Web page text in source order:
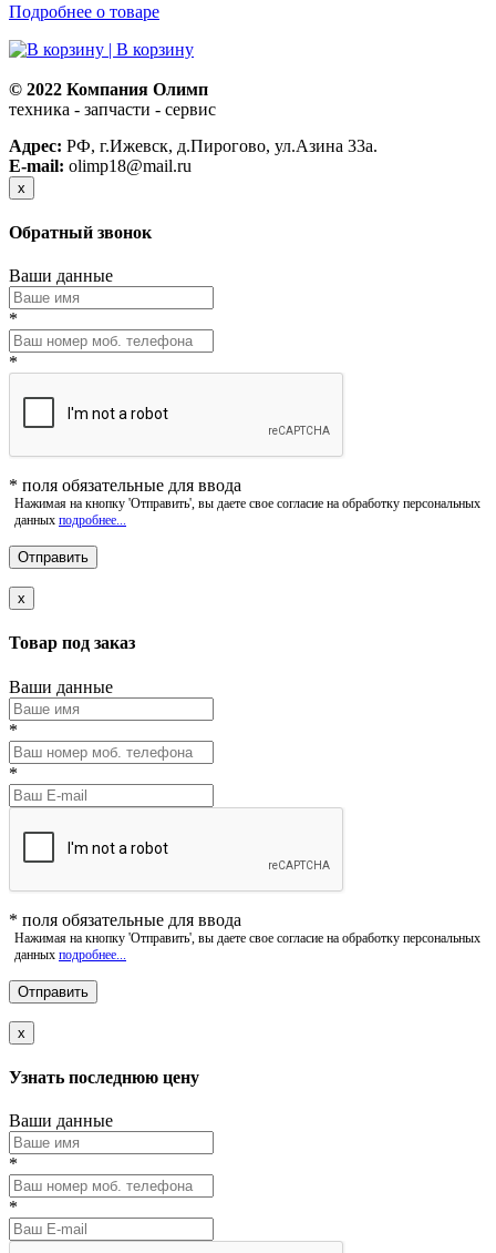
Подробнее о товаре
| В корзину
© 2022 Компания Олимп
техника - запчасти - сервис
Адрес: РФ, г.Ижевск, д.Пирогово, ул.Азина 33а.
E-mail: olimp18@mail.ru
x
Обратный звонок
Ваши данные
*
*
* поля обязательные для ввода
Нажимая на кнопку 'Отправить', вы даете свое согласие на обработку персональных
данных подробнее...
x
Товар под заказ
Ваши данные
*
*
* поля обязательные для ввода
Нажимая на кнопку 'Отправить', вы даете свое согласие на обработку персональных
данных подробнее...
x
Узнать последнюю цену
Ваши данные
*
*